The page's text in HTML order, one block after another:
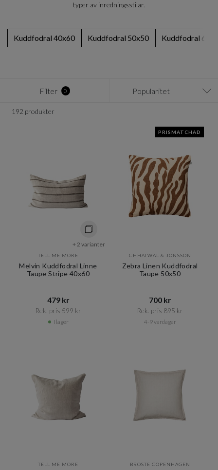
typer av inredningsstilar.
Kuddfodral 40x60 Kuddfodral 50x50 Kuddfodral
Filter 0 Popularitet
192 produkter
+ 2 varianter
TELL ME MORE
Melvin Kuddfodral Linne
Taupe Stripe 40x60
479 kr​​
Rek. pris 599 kr​​
I lager
PRISMATCHAD
CHHATWAL & JONSSON
Zebra Linen Kuddfodral
Taupe 50x50
700 kr​​
Rek. pris 895 kr​​
4-9 vardagar
TELL ME MORE BROSTE COPENHAGEN